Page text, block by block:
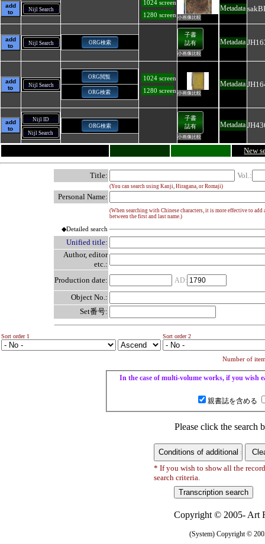
add
to
Nijl Search
1024 screen
1280 screen 小画像比較
Metadata
add
to
Nijl Search ORG検索
子書
誌有
小画像比較
Metadata
add
to
Nijl Search
ORG閲覧
ORG検索
1024 screen
1280 screen 小画像比較
Metadata
add
to
Nijl ID
Nijl Search
ORG検索
子書
誌有
小画像比較
Metadata
New
Title: Vol.:
(You can search using Kanji, Hiragana, or Romaji)
Personal Name:
(When searching with Chinese characters, it is more effective to add
between the first and last name.)
◆Detailed search
Unified title:
Author, editor
etc.:
Production date:
AD:
Object No.:
Set番号:
Sort order 1 Sort order 2
Number of
In the case of multi-volume works, if you wish
親書誌を含める
Please click the search
* If you wish to show all the
search criteria.
Copyright © 2005- Art
(System) Copyright ©